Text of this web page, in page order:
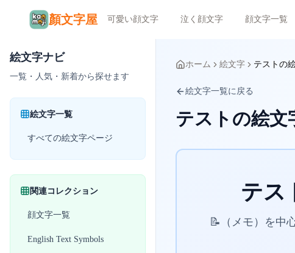
顏文字屋 可愛い顔文字 泣く顔文字 顔文字一覧
絵文字ナビ
一覧・人気・新着から探せます
絵文字一覧
すべての絵文字ページ
関連コレクション
顔文字一覧
English Text Symbols
ホーム 絵文字 テストの
絵文字一覧に戻る
テストの絵文
テス
📝（メモ）を中